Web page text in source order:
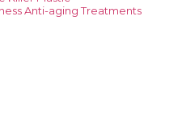
Anti-aging Treatments